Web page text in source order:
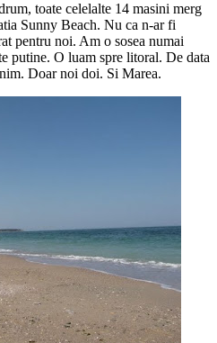
toate celelalte 14 masini merg
Sunny Beach. Nu ca n-ar fi
pentru noi. Am o sosea numai
putine. O luam spre litoral. De data
Doar noi doi. Si Marea.